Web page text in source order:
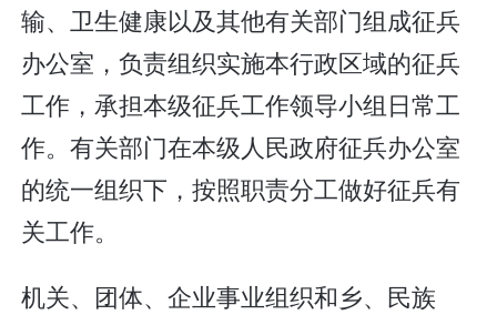
输、卫生健康以及其他有关部门组成征兵
办公室，负责组织实施本行政区域的征兵
工作，承担本级征兵工作领导小组日常工
作。有关部门在本级人民政府征兵办公室
的统一组织下，按照职责分工做好征兵有
关工作。
机关、团体、企业事业组织和乡、民族